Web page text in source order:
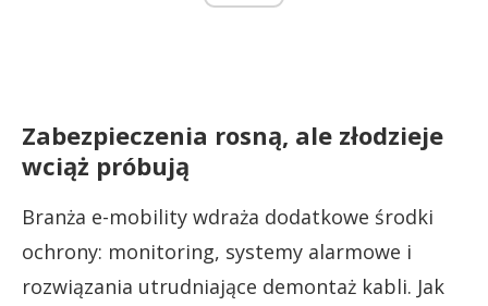
Zabezpieczenia rosną, ale złodzieje
wciąż próbują
Branża e-mobility wdraża dodatkowe środki
ochrony: monitoring, systemy alarmowe i
rozwiązania utrudniające demontaż kabli. Jak